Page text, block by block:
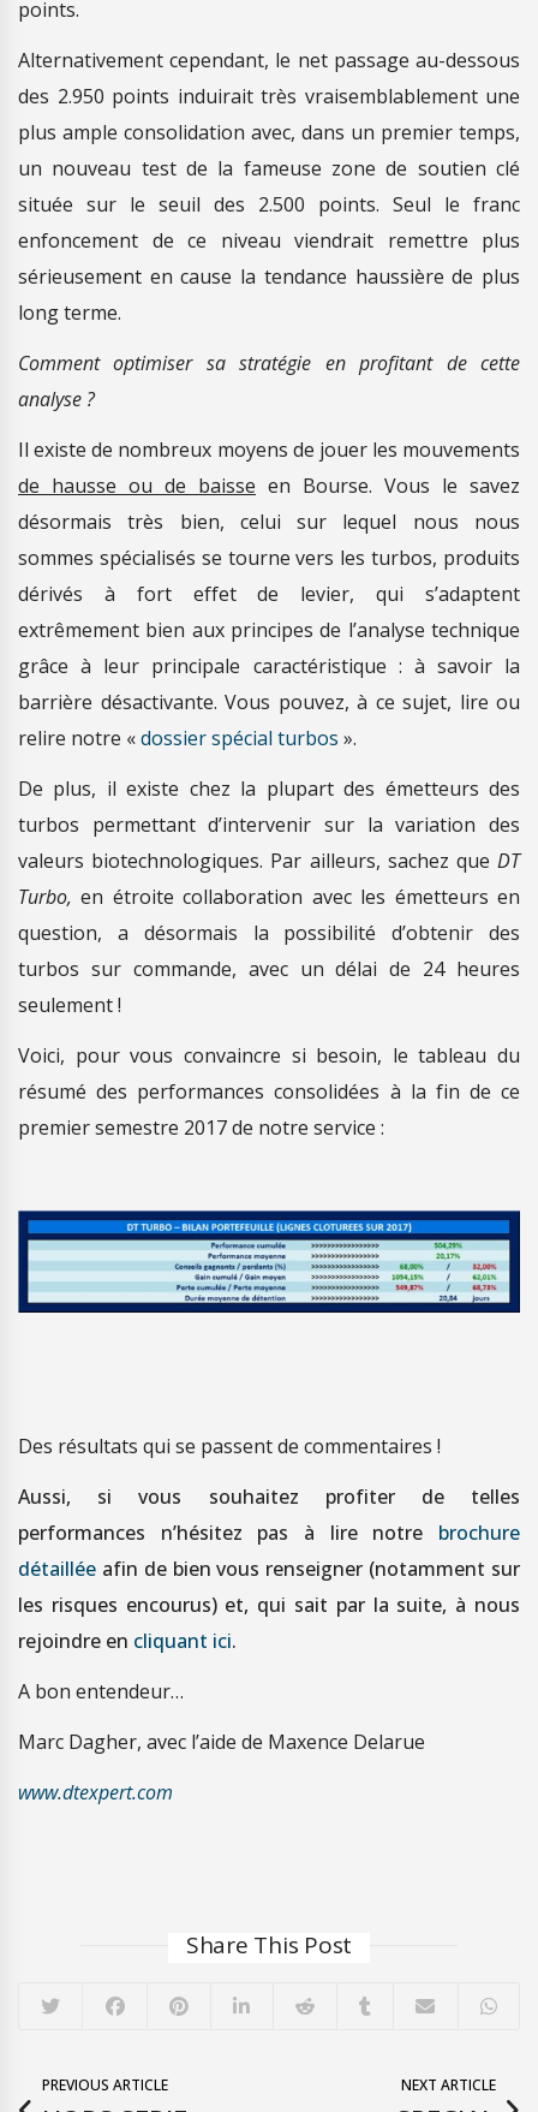
points.
Alternativement cependant, le net passage au-dessous
des 2.950 points induirait très vraisemblablement une
plus ample consolidation avec, dans un premier temps,
un nouveau test de la fameuse zone de soutien clé
située sur le seuil des 2.500 points. Seul le franc
enfoncement de ce niveau viendrait remettre plus
sérieusement en cause la tendance haussière de plus
long terme.
Comment optimiser sa stratégie en profitant de cette
analyse ?
Il existe de nombreux moyens de jouer les mouvements
de hausse ou de baisse en Bourse. Vous le savez
désormais très bien, celui sur lequel nous nous
sommes spécialisés se tourne vers les turbos, produits
dérivés à fort effet de levier, qui s’adaptent
extrêmement bien aux principes de l’analyse technique
grâce à leur principale caractéristique : à savoir la
barrière désactivante. Vous pouvez, à ce sujet, lire ou
relire notre «dossier spécial turbos ».
De plus, il existe chez la plupart des émetteurs des
turbos permettant d’intervenir sur la variation des
valeurs biotechnologiques. Par ailleurs, sachez que DT
Turbo, en étroite collaboration avec les émetteurs en
question, a désormais la possibilité d’obtenir des
turbos sur commande, avec un délai de 24 heures
seulement !
Voici, pour vous convaincre si besoin, le tableau du
résumé des performances consolidées à la fin de ce
premier semestre 2017 de notre service :
Des résultats qui se passent de commentaires !
Aussi, si vous souhaitez profiter de telles
performances n’hésitez pas à lire notre brochure
détaillée afin de bien vous renseigner (notamment sur
les risques encourus) et, qui sait par la suite, à nous
rejoindre en cliquant ici.
A bon entendeur…
Marc Dagher, avec l’aide de Maxence Delarue
www.dtexpert.com
Share This Post
PREVIOUS ARTICLE NEXT ARTICLE